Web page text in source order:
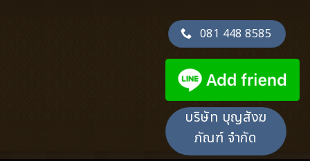
081 448 8585
บริษัท บุญสังฆ
ภัณฑ์ จำกัด